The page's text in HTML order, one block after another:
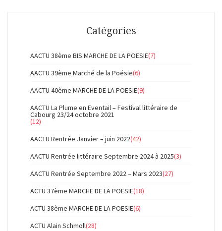
Catégories
AACTU 38ème BIS MARCHE DE LA POESIE(7)
AACTU 39ème Marché de la Poésie(6)
AACTU 40ème MARCHE DE LA POESIE(9)
AACTU La Plume en Eventail – Festival littéraire de
Cabourg 23/24 octobre 2021
(12)
AACTU Rentrée Janvier – juin 2022(42)
AACTU Rentrée littéraire Septembre 2024 à 2025(3)
AACTU Rentrée Septembre 2022 – Mars 2023(27)
ACTU 37ème MARCHE DE LA POESIE(18)
ACTU 38ème MARCHE DE LA POESIE(6)
ACTU Alain Schmoll(28)